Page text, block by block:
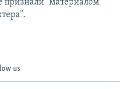
признали "материалом
us